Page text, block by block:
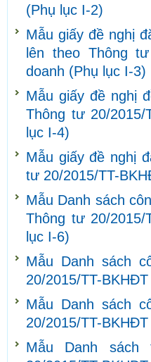
(Phụ lục I-2)
Mẫu giấy đề nghị
lên theo Thông
doanh (Phụ lục I-3)
Mẫu giấy đề nghị
Thông tư 20/
lục I-4)
Mẫu giấy đề nghị
tư 20/2015/TT-
Mẫu Danh sách
Thông tư 20/
lục I-6)
Mẫu Danh sách
20/2015/TT-
Mẫu Danh sách
20/2015/TT-
Mẫu Danh